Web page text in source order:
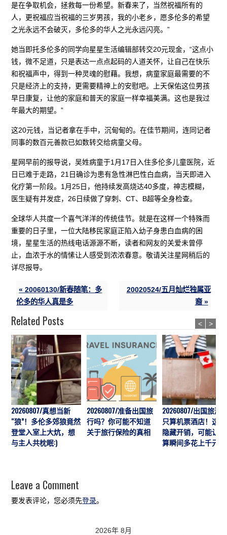
是在争取机会，拯救每一份希望。新春来了，当然祝福所有的
人，更祝福应当祝福的三岁男孩，我的小老乡，愿多伦多的希望
之光永远不会破灭，多伦多的华人之光永远闪亮。”
她当即托多伦多的同学向星星生活编辑部转交20元现金，“这点小
钱，微不足道，只是表达一点点起码的人道关怀，让自己在快乐
和祝福声中，得到一种灵魂的慰藉。我想，病童家庭最需要的不
只是经济上的支持，更需要精神上的安慰吧。上天保佑这位男孩
早日康复，让他的家庭和普天的家庭一样幸福美满。这也是我过
年最大的期望。”
这20元钱，当记者拿在手中，沉甸甸的。在佳节期间，连同记者
同事的数百元善款已如数转交给病童父母。
星网早前的报导说，吴姓病童于1月17日入住多伦多儿童医院，近
日已难于走路，21日确诊为患有急性淋巴性白血病，当天即进入
化疗第一阶段。1月25日，他持续发高烧达40多度，神志模糊，
医生疑有并发症，26日续做了穿刺、CT、B超等全身检查。
全球华人共度一个喜气洋洋的传统佳节。就是在这样一个特殊而
重要的日子里，一位大陆移民家庭正陷入幼子身患白血病的困
境，星星生活的热线电话源源不断，读者和网友的关爱未曾停
止，血浓于水的情愫让人感受到浓浓春意。敬请关注星网稍后的
详尽报导。
« 20060130/新春随笔：多
伦多的华人真是多
20020524/五月灿烂独属亚
裔 »
Related Posts
20260807/真想当新
“狼”！多伦多郊狼竟然
登堂入室上大炕，想
与主人共枕眠:)
20260807/准备出国旅
行吗？你可能不知道
关于旅行保险的真相
20260807/出国旅游
只算机票酒店！这7
隐藏开销，可能让预
算瞬间多花上千元
< >
Leave a Comment
要发表评论，您必须先登录。
2026年 8月